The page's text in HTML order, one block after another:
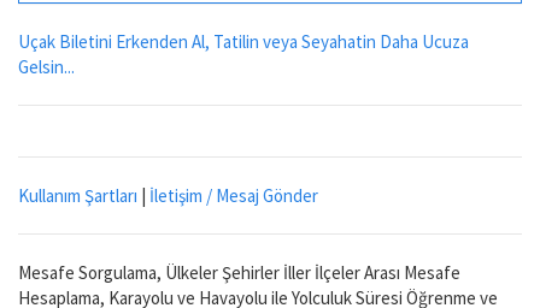
Uçak Biletini Erkenden Al, Tatilin veya Seyahatin Daha Ucuza
Gelsin...
Kullanım Şartları | İletişim / Mesaj Gönder
Mesafe Sorgulama, Ülkeler Şehirler İller İlçeler Arası Mesafe
Hesaplama, Karayolu ve Havayolu ile Yolculuk Süresi Öğrenme ve